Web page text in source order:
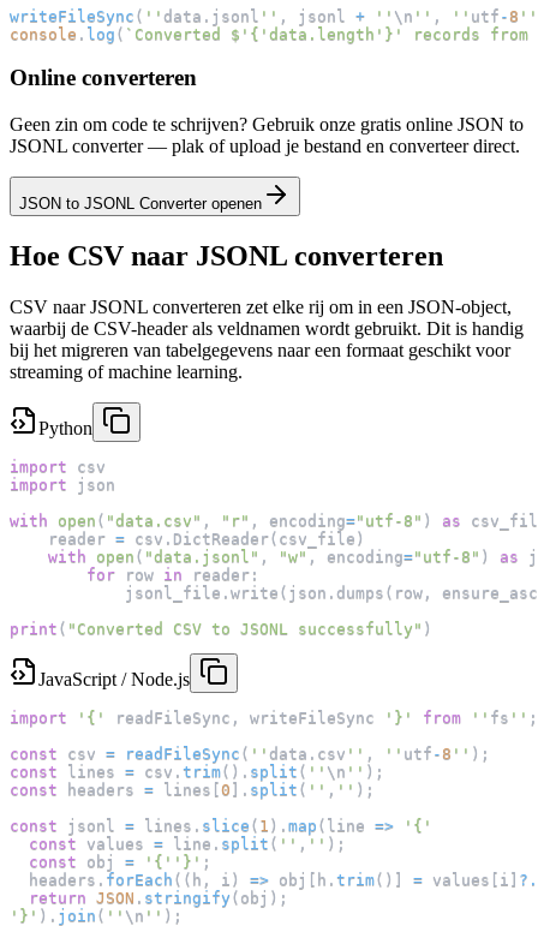
writeFileSync ( '' data . jsonl '' , jsonl + '' \n '' , '' utf - 8 ''
console . log ( ` Converted $'{'data.length'}' records from
Online converteren
Geen zin om code te schrijven? Gebruik onze gratis online JSON to
JSONL converter — plak of upload je bestand en converteer direct.
JSON to JSONL Converter openen
Hoe CSV naar JSONL converteren
CSV naar JSONL converteren zet elke rij om in een JSON-object,
waarbij de CSV-header als veldnamen wordt gebruikt. Dit is handig
bij het migreren van tabelgegevens naar een formaat geschikt voor
streaming of machine learning.
Python
import csv
import json
with
open ( "data.csv" , "r" , encoding="utf-8" ) as
    reader
= csv . DictReader( csv_file )
with
open ( "data.jsonl" , "w" , encoding="utf-8" ) as
for row in reader :
            jsonl_file
. write ( json . dumps ( row ,
print ( "Converted CSV to JSONL successfully" )
JavaScript / Node.js
import '{' readFileSync , writeFileSync '}' from '' fs '' ;
const csv = readFileSync ( '' data . csv '' , '' utf - 8 '' ) ;
const lines = csv . trim( ) . split ( '' \n '' ) ;
const headers = lines [0 ] . split ( '' , '' ) ;
const jsonl = lines . slice ( 1 ) . map ( line =>
'{'
const values = line . split ( '' , '' ) ;
const obj = '{' '}' ;
  headers
. forEach ( ( h , i ) => obj [ h . trim( ) ] = values [ i ] ?.
return JSON . stringify ( obj ) ;
'}' ) . join ( '' \n '' ) ;